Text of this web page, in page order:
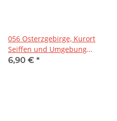
056 Osterzgebirge, Kurort
Seiffen und Umgebung
1:35.000
6,90 € *